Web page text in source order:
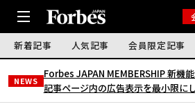
新着記事 人気記事 会員限定記事
NEWS
Forbes JAPAN MEMBERSHIP 新機能
記事ページ内の広告表示を最小限に